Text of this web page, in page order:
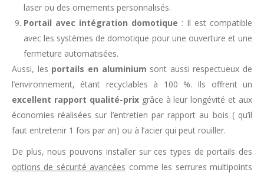
laser ou des ornements personnalisés.
Portail avec intégration domotique : Il est compatible
avec les systèmes de domotique pour une ouverture et une
fermeture automatisées.
Aussi, les portails en aluminium sont aussi respectueux de
l’environnement, étant recyclables à 100 %. Ils offrent un
excellent rapport qualité-prixgrâce à leur longévité et aux
économies réalisées sur l’entretien par rapport au bois ( qu’il
faut entretenir 1 fois par an) ou à l’acier qui peut rouiller.
De plus, nous pouvons installer sur ces types de portails des
options de sécurité avancées comme les serrures multipoints